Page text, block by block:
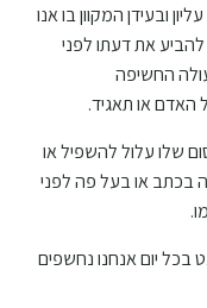
ובעידן המקוון בו אנו
את דעתו לפני
החשיפה
האדם או תאגיד.
שלו עלול להשפיל או
בכתב או בעל פה לפני
יום אנחנו נחשפים